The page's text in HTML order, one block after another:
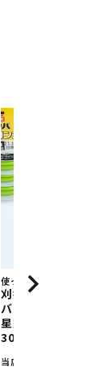
使って納得 安心の日本製！
刈払機用 ナイロン
バ
星型ストレート
30M 6巻 まとめ買い
当店特別価格